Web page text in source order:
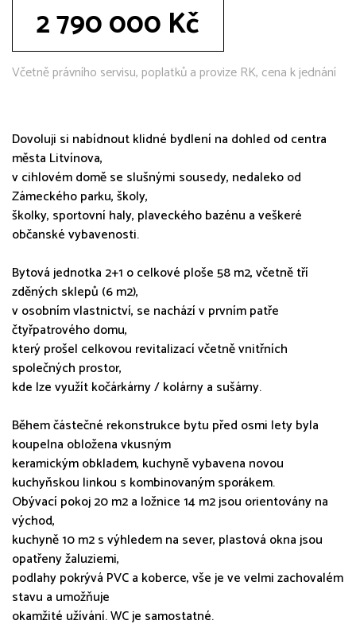
2 790 000 Kč
Včetně právního servisu, poplatků a provize RK, cena k jednání
Dovoluji si nabídnout klidné bydlení na dohled od centra
města Litvínova,
v cihlovém domě se slušnými sousedy, nedaleko od
Zámeckého parku, školy,
školky, sportovní haly, plaveckého bazénu a veškeré
občanské vybavenosti.
Bytová jednotka 2+1 o celkové ploše 58 m2, včetně tří
zděných sklepů (6 m2),
v osobním vlastnictví, se nachází v prvním patře
čtyřpatrového domu,
který prošel celkovou revitalizací včetně vnitřních
společných prostor,
kde lze využít kočárkárny / kolárny a sušárny.
Během částečné rekonstrukce bytu před osmi lety byla
koupelna obložena vkusným
keramickým obkladem, kuchyně vybavena novou
kuchyňskou linkou s kombinovaným sporákem.
Obývací pokoj 20 m2 a ložnice 14 m2 jsou orientovány na
východ,
kuchyně 10 m2 s výhledem na sever, plastová okna jsou
opatřeny žaluziemi,
podlahy pokrývá PVC a koberce, vše je ve velmi zachovalém
stavu a umožňuje
okamžité užívání. WC je samostatné.